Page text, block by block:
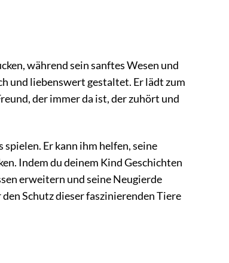
während sein sanftes Wesen und
und liebenswert gestaltet. Er lädt zum
der immer da ist, der zuhört und
Er kann ihm helfen, seine
Indem du deinem Kind Geschichten
erweitern und seine Neugierde
Schutz dieser faszinierenden Tiere